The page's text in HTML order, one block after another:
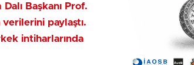
Başkanı Prof.
verilerini paylaştı.
intiharlarında